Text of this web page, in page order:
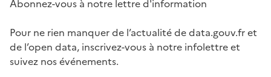
Abonnez-vous à notre lettre d'information
Pour ne rien manquer de l’actualité de data.gouv.fr et
de l’open data, inscrivez-vous à notre infolettre et
suivez nos événements.